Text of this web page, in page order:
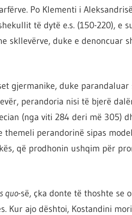
Po Klementi i
të dytë e.s. (150-220), e
skllevërve, duke e denoncuar
gjermanike, duke
perandoria nisi të bjerë
(nga viti 284 deri më 305)
perandorinë sipas
që prodhonin ushqim për
quo-së, çka donte të thoshte se
Kur ajo dështoi, Kostandini